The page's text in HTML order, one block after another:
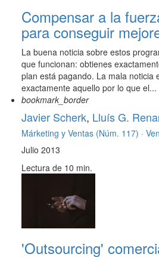
Compensar a la
para conseguir
La buena noticia sobre estos
que funcionan: obtienes
plan está pagando. La mala noticia
exactamente aquello por lo que el...
bookmark_border
Javier Scherk, Lluís G.
Márketing y Ventas (Núm. 117) ·
Julio 2013
Lectura de 10 min.
'Outsourcing'